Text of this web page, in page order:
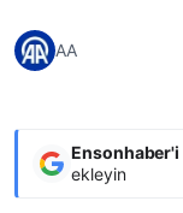
AA
Ensonhaber'i
ekleyin